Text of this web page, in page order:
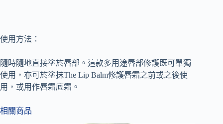
使用方法：
隨時隨地直接塗於唇部。這款多用途唇部修護既可單獨
使用，亦可於塗抹The Lip Balm修護唇霜之前或之後使
用，或用作唇霜底霜。
相關商品